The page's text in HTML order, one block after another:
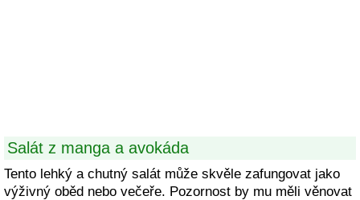
Salát z manga a avokáda
Tento lehký a chutný salát může skvěle zafungovat jako
výživný oběd nebo večeře. Pozornost by mu měli věnovat